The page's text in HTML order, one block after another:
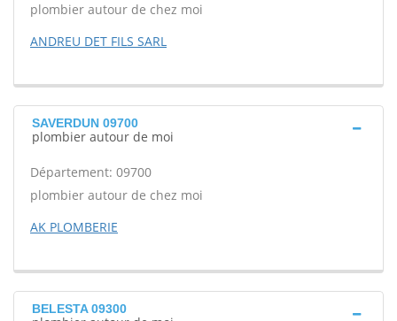
plombier autour de chez moi
ANDREU DET FILS SARL
SAVERDUN 09700
plombier autour de moi
Département: 09700
plombier autour de chez moi
AK PLOMBERIE
BELESTA 09300